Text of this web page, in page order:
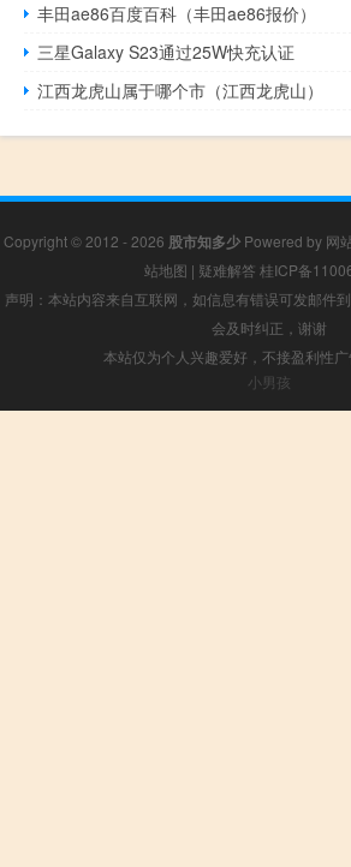
丰田ae86百度百科（丰田ae86报价）
三星Galaxy S23通过25W快充认证
江西龙虎山属于哪个市（江西龙虎山）
Copyright © 2012 - 2026 股市知多少 Powered by 网
站地图 | 疑难解答 桂ICP备
声明：本站内容来自互联网，如信息有错误可发邮件
会及时纠正，谢谢
本站仅为个人兴趣爱好，不接盈利性
小男孩